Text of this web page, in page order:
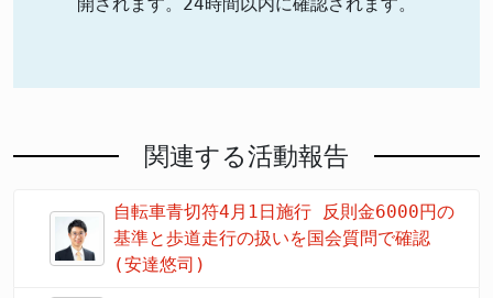
開されます。24時間以内に確認されます。
関連する活動報告
自転車青切符4月1日施行 反則金6000円の
基準と歩道走行の扱いを国会質問で確認
(安達悠司)